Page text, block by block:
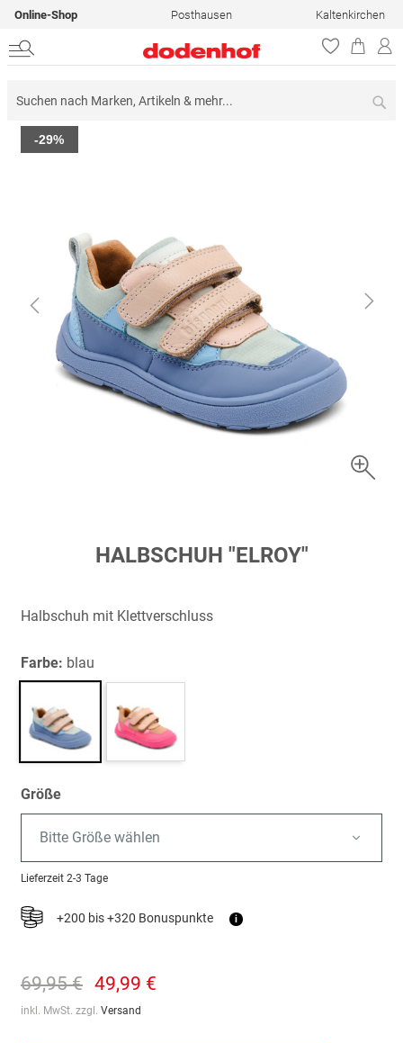
Online-Shop Posthausen Kaltenkirchen
Zum
Ende
-29%
springen
HALBSCHUH "ELROY"
Halbschuh mit Klettverschluss
Farbe: blau
Größe
Bitte Größe wählen
Lieferzeit 2-3 Tage
+200 bis +320 Bonuspunkte i
69,95 € 49,99 €
inkl. MwSt. zzgl. Versand